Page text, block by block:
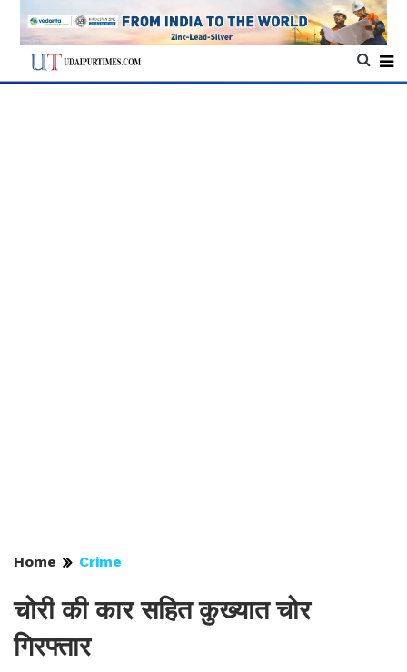
Home Crime
चोरी की कार सहित कुख्यात चोर
गिरफ्तार